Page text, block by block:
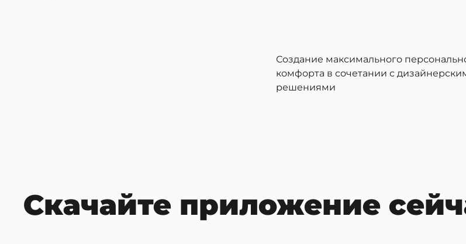
Создание максимального
комфорта в сочетании с
решениями
Скачайте приложение